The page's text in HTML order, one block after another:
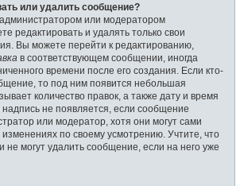
или удалить сообщение?
или модератором
редактировать и удалять только свои
Вы можете перейти к редактированию,
в соответствующем сообщении, иногда
времени после его создания. Если кто-
то под ним появится небольшая
количество правок, а также дату и время
не появляется, если сообщение
или модератор, хотя они могут сами
по своему усмотрению. Учтите, что
не могут удалить сообщение, если на него уже